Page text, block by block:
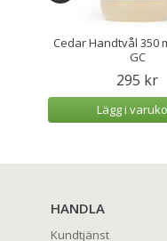
Cedar Handtvål 350
GC
295 kr
Lägg i
HANDLA
Kundtjänst